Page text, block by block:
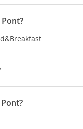
en coche de
de Sainte-
Metairie du Pont